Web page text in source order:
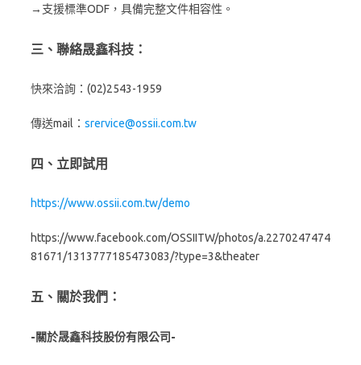
→支援標準ODF，具備完整文件相容性。
三、聯絡晟鑫科技：
快來洽詢：(02)2543-1959
傳送mail： srervice@ossii.com.tw
四、立即試用
https://www.ossii.com.tw/demo
https://www.facebook.com/OSSIITW/photos/a.2270247474
81671/1313777185473083/?type=3&theater
五、關於我們：
-關於晟鑫科技股份有限公司-